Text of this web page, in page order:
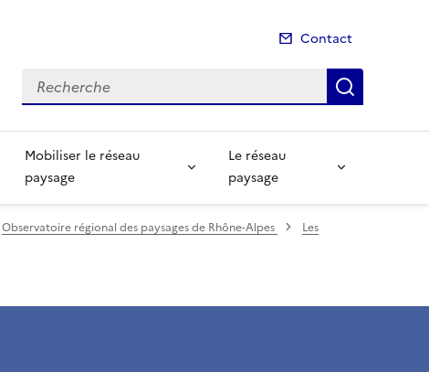
Contact
Recherche
Mobiliser le réseau
paysage
Le réseau
paysage
Observatoire régional des paysages de Rhône-Alpes
Les